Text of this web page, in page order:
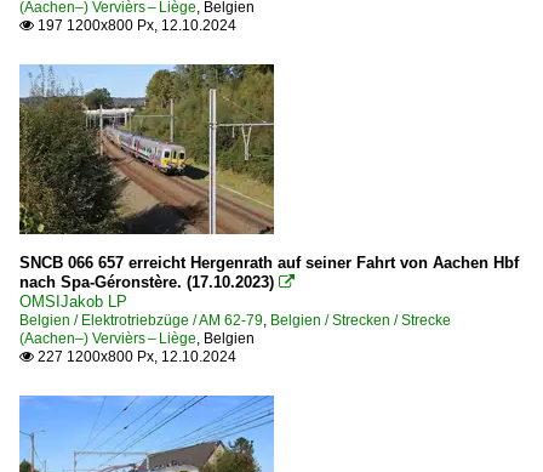
(Aachen–) Vervièrs – Liège, Belgien
 197 1200x800 Px, 12.10.2024
SNCB 066 657 erreicht Hergenrath auf seiner Fahrt von Aachen Hbf
nach Spa-Géronstère. (17.10.2023) 
OMSIJakob LP
Belgien / Elektrotriebzüge / AM 62-79, Belgien / Strecken / Strecke
(Aachen–) Vervièrs – Liège, Belgien
 227 1200x800 Px, 12.10.2024